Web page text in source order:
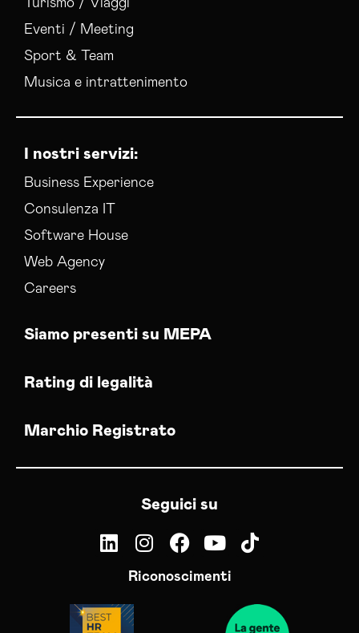
Turismo / Viaggi
Eventi / Meeting
Sport & Team
Musica e intrattenimento
I nostri servizi:
Business Experience
Consulenza IT
Software House
Web Agency
Careers
Siamo presenti su MEPA
Rating di legalità
Marchio Registrato
Seguici su
Riconoscimenti